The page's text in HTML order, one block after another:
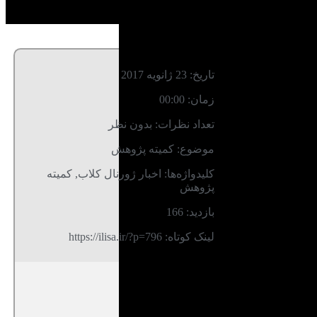
تاریخ: 23 ژانویه 2017
زمان: 00:00
تعداد نظرات: بدون نظر
موضوع: کمیته پژوهش
کلیدواژه‌ها: اخبار ژورنال کلاب, کمیته
پژوهش
بازدید: 166
لینک کوتاه: https://ilisa.ir/?p=796